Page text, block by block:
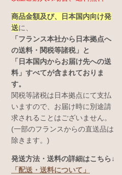
商品金額及び、日本国内向け発
送に、
「フランス本社から日本拠点へ
の送料・関税等諸税」と
「日本国内からお届け先への送
料」すべてが含まれておりま
す。
関税等諸税は日本拠点にて支払
いますので、お届け時に別途請
求されることはございません。
(一部のフランスからの直送品は
除きます。)
発送方法・送料の詳細はこちら↓
「配送・送料について」